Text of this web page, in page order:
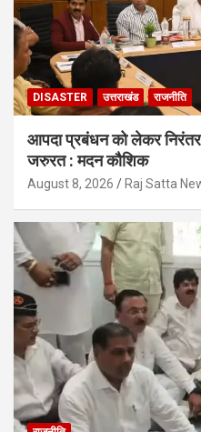
DISASTER उत्तराखंड राजनीति
आपदा प्रबंधन को लेकर
जरुरत : मदन कौशिक
August 8, 2026 Raj Satta